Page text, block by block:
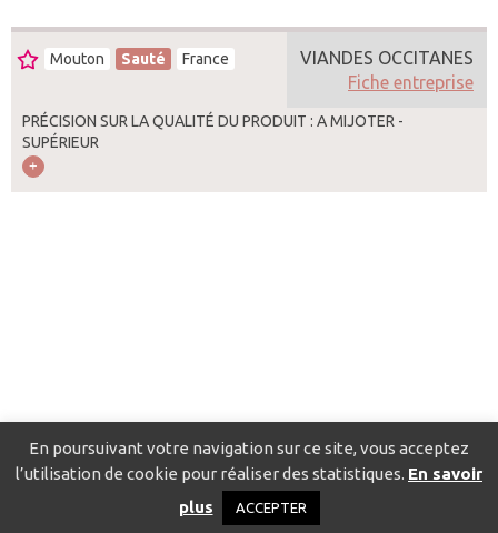
Mouton Sauté France
PRÉCISION SUR LA QUALITÉ DU PRODUIT : A MIJOTER -
SUPÉRIEUR
VIANDES OCCITANES
Fiche entreprise
Catalogue pour localiser les fournisseurs
Politique de confidentialité
En poursuivant votre navigation sur ce site, vous acceptez
l’utilisation de cookie pour réaliser des statistiques. En savoir
plus
ACCEPTER